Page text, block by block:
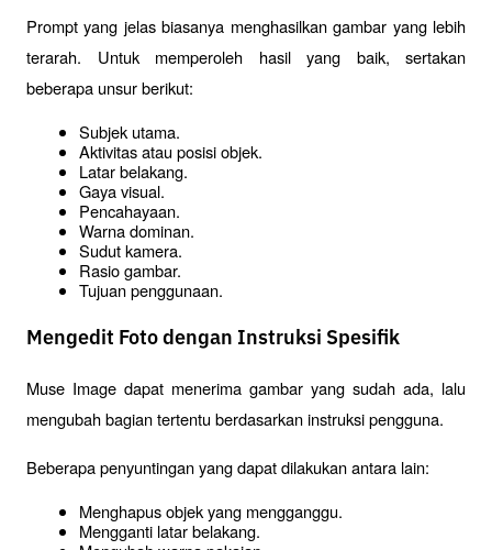
Prompt yang jelas biasanya menghasilkan gambar yang lebih
terarah. Untuk memperoleh hasil yang baik, sertakan
beberapa unsur berikut:
Subjek utama.
Aktivitas atau posisi objek.
Latar belakang.
Gaya visual.
Pencahayaan.
Warna dominan.
Sudut kamera.
Rasio gambar.
Tujuan penggunaan.
Mengedit Foto dengan Instruksi Spesifik
Muse Image dapat menerima gambar yang sudah ada, lalu
mengubah bagian tertentu berdasarkan instruksi pengguna.
Beberapa penyuntingan yang dapat dilakukan antara lain:
Menghapus objek yang mengganggu.
Mengganti latar belakang.